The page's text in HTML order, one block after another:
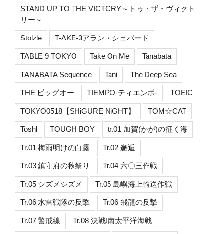
STAND UP TO THE VICTORY～トゥ・ザ・ヴィクト
リー～
Stolzle T-AKE-3アラン・シェパード
TABLE 9 TOKYO Take On Me Tanabata
TANABATA Sequence Tani The Deep Sea
THE ビッグオー TIEMPO-ティエンポ- TOEIC
TOKYO0518【SHiGURE NiGHT】 TOM☆CAT
Toshl TOUGH BOY tr.01 加賀(かが)の征く海
Tr.01 梅雨明けの白露 Tr.02 邂逅
Tr.03 鎮守府の秋祭り Tr.04 六〇三作戦
Tr.05 シズメシズメ Tr.05 島嶼海上輸送作戦
Tr.06 水雷戦隊の反撃 Tr.06 飛龍の反撃
Tr.07 警戒線 Tr.08 決戦!南太平洋海戦